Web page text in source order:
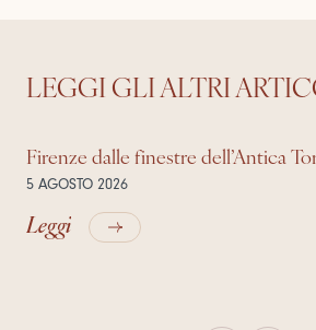
LEGGI GLI ALTRI
Firenze dalle finestre dell’Antica
5 AGOSTO 2026
Leggi